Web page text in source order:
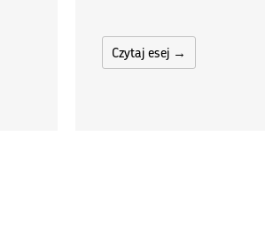
Czytaj esej →